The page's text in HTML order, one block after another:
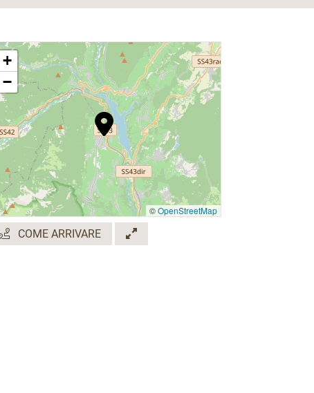
+
−
©OpenStreetMap
COME ARRIVARE